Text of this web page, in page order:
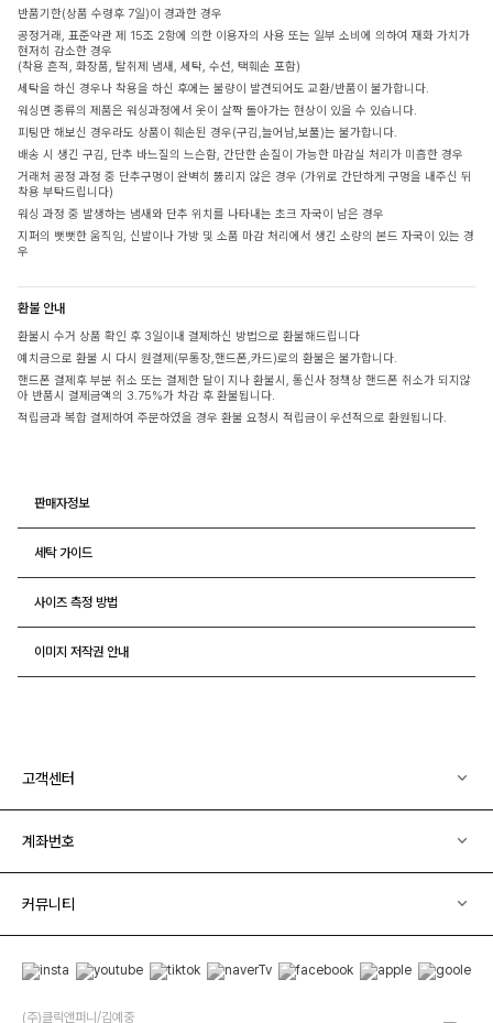
반품기한(상품 수령후 7일)이 경과한 경우
공정거래, 표준약관 제 15조 2항에 의한 이용자의 사용 또는 일부 소비에 의하여 재화 가치가
현저히 감소한 경우
(착용 흔적, 화장품, 탈취제 냄새, 세탁, 수선, 택훼손 포함)
세탁을 하신 경우나 착용을 하신 후에는 불량이 발견되어도 교환/반품이 불가합니다.
워싱면 종류의 제품은 워싱과정에서 옷이 살짝 돌아가는 현상이 있을 수 있습니다.
피팅만 해보신 경우라도 상품이 훼손된 경우(구김,늘어남,보풀)는 불가합니다.
배송 시 생긴 구김, 단추 바느질의 느슨함, 간단한 손질이 가능한 마감실 처리가 미흡한 경우
거래처 공정 과정 중 단추구멍이 완벽히 뚫리지 않은 경우 (가위로 간단하게 구멍을 내주신 뒤
착용 부탁드립니다)
워싱 과정 중 발생하는 냄새와 단추 위치를 나타내는 초크 자국이 남은 경우
지퍼의 뻣뻣한 움직임, 신발이나 가방 및 소품 마감 처리에서 생긴 소량의 본드 자국이 있는 경
우
환불 안내
환불시 수거 상품 확인 후 3일이내 결제하신 방법으로 환불해드립니다
예치금으로 환불 시 다시 원결제(무통장,핸드폰,카드)로의 환불은 불가합니다.
핸드폰 결제후 부분 취소 또는 결제한 달이 지나 환불시, 통신사 정책상 핸드폰 취소가 되지않
아 반품시 결제금액의 3.75%가 차감 후 환불됩니다.
적립금과 복합 결제하여 주문하였을 경우 환불 요청시 적립금이 우선적으로 환원됩니다.
판매자정보
세탁 가이드
사이즈 측정 방법
이미지 저작권 안내
고객센터
계좌번호
커뮤니티
(주)클릭앤퍼니/김예중